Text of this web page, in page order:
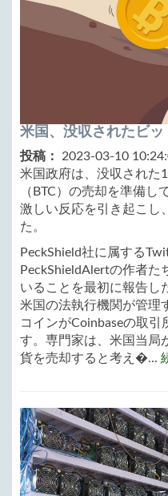
米国、没収されたビ
投稿：
2023-03-10
米国政府は、没収された
（BTC）の売却を準備
激しい反応を引き起こし
た。
PeckShield社に属する
PeckShieldAlertの作者た
いることを最初に報告し
米国の法執行機関が管理
コインがCoinbaseの取
す。専門家は、米国当局
貨を売却すると考え�...